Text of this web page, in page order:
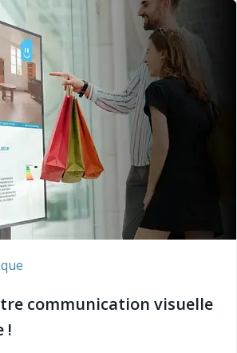
communication visuelle
!